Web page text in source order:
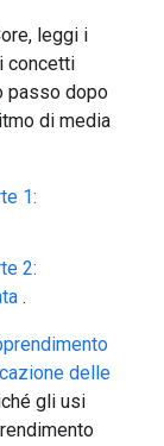
leggi i
concetti
passo dopo
di media
1:
2:
.
delle
gli usi